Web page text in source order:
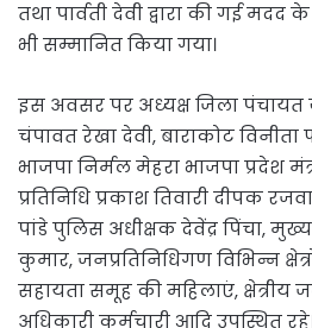
तथा पार्वती देवी द्वारा की गई
भी सम्मानित किया गया।
इस अवसर पर अध्यक्ष जिला पंचायत
चंपावत रेखा देवी, बाराकोट विनीता
भाजपा निर्मल मेहरा भाजपा प्रदेश
प्रतिनिधि प्रकाश तिवारी दीपक
पांडे पुलिस अधीक्षक देवेंद्र पिंचा,
कुमार, जनप्रतिनिधिगण विभिन्न
सहायता समूह की महिलाएं, क्षेत्रीय
अधिकारी कर्मचारी आदि उपस्थित